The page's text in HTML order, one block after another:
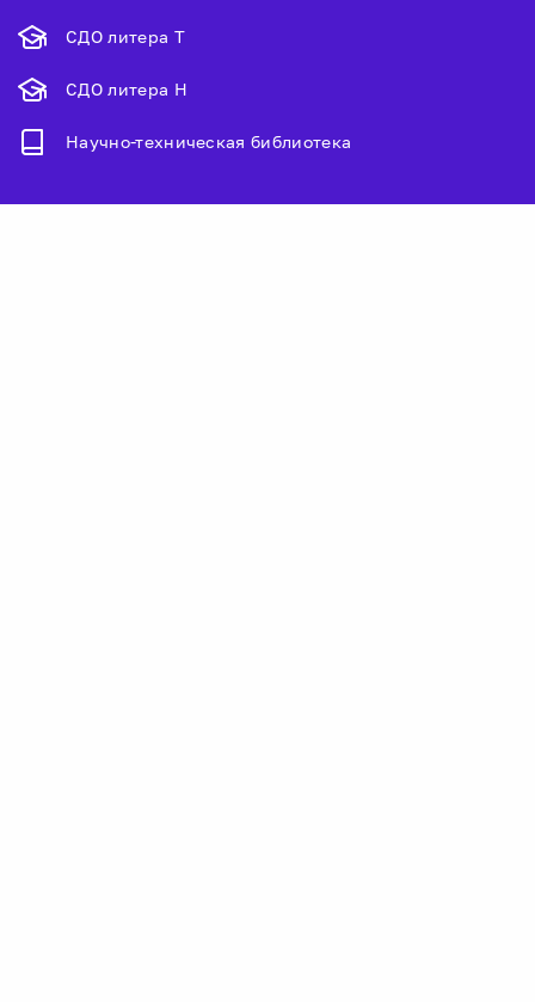
СДО литера Т
СДО литера Н
Научно-техническая библиотека